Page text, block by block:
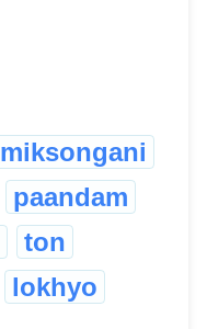
miksongani
paandam
ton
lokhyo